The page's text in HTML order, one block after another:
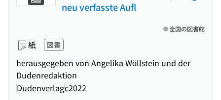
neu verfasste Aufl
紙 図書
herausgegeben von Angelika Wöllstein und der
Dudenredaktion
Dudenverlagc2022
全国の図書館